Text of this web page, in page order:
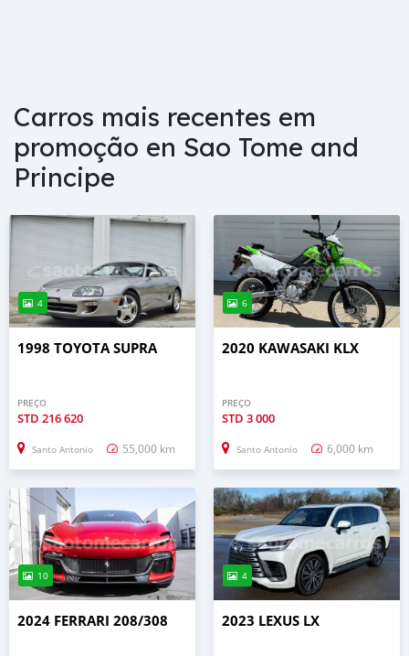
Carros mais recentes em
promoção en Sao Tome and
Principe
4
1998 TOYOTA SUPRA
PREÇO
STD 216 620
Santo Antonio 55,000 km
6
2020 KAWASAKI KLX
PREÇO
STD 3 000
Santo Antonio 6,000 km
10
2024 FERRARI 208/308
4
2023 LEXUS LX